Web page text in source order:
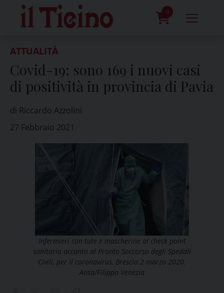
content
0
ATTUALITÀ
Covid-19: sono 169 i nuovi casi
di positività in provincia di Pavia
di Riccardo Azzolini
27 Febbraio 2021
Infermieri con tute e mascherine al check point
sanitario accanto al Pronto Soccorso degli Spedali
Civili, per il coronavirus, Brescia 2 marzo 2020.
Ansa/Filippo Venezia